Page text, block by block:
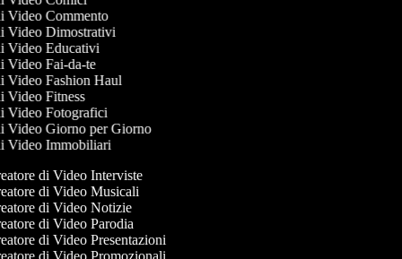
Video Commento
Video Dimostrativi
Video Educativi
Video Fai-da-te
Video Fashion Haul
Video Fitness
Video Fotografici
Video Giorno per Giorno
Video Immobiliari
di Video Interviste
di Video Musicali
di Video Notizie
di Video Parodia
di Video Presentazioni